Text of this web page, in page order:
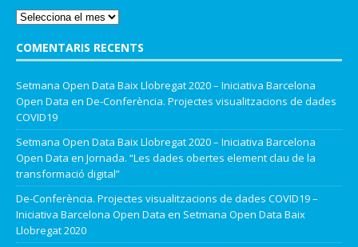
COMENTARIS RECENTS
Setmana Open Data Baix Llobregat 2020 – Iniciativa Barcelona
Open Data en De-Conferència. Projectes visualitzacions de dades
COVID19
Setmana Open Data Baix Llobregat 2020 – Iniciativa Barcelona
Open Data en Jornada. “Les dades obertes element clau de la
transformació digital”
De-Conferència. Projectes visualitzacions de dades COVID19 –
Iniciativa Barcelona Open Data en Setmana Open Data Baix
Llobregat 2020